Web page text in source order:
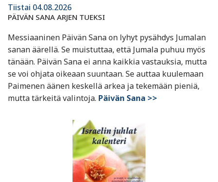
Tiistai 04.08.2026
PÄIVÄN SANA ARJEN TUEKSI
Messiaaninen Päivän Sana on lyhyt pysähdys Jumalan
sanan äärellä. Se muistuttaa, että Jumala puhuu myös
tänään. Päivän Sana ei anna kaikkia vastauksia, mutta
se voi ohjata oikeaan suuntaan. Se auttaa kuulemaan
Paimenen äänen keskellä arkea ja tekemään pieniä,
mutta tärkeitä valintoja. Päivän Sana >>